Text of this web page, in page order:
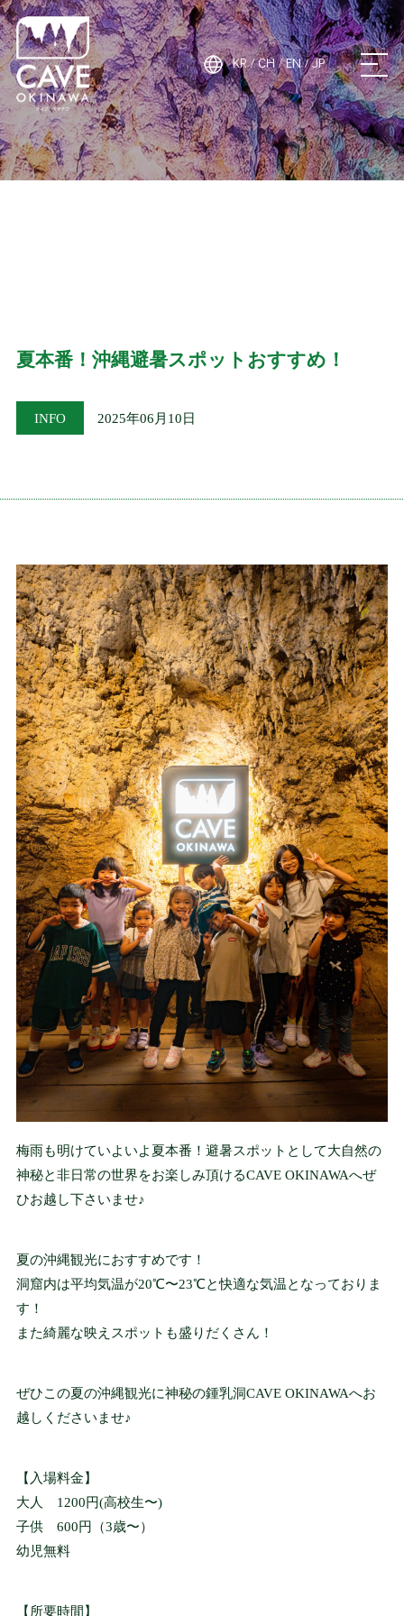
ケイブオキナワ
KR/CH/EN/JP
ケイブオキナワと
は
神秘と感動
HISTORY OF LIFE
料金・ご利用案内
FEES & USAGE GUIDE
フォレストカフェ
FOREST CAFE
交通アクセス
ACCESS
修学旅行/一般団体
様向け
TOURS / GROUPS
よくあるご質問
FAQ
PAMPHLET
ド
AUDIO GUIDE
おすすめ観光プラ
SIGHTSEEING PLAN
NEWS
会社概要
夏本番！沖縄避暑スポットおすすめ！
INFO 2025年06月10日
梅雨も明けていよいよ夏本番！避暑スポットとして大自然の
神秘と非日常の世界をお楽しみ頂けるCAVE OKINAWAへぜ
ひお越し下さいませ♪
夏の沖縄観光におすすめです！
洞窟内は平均気温が20℃〜23℃と快適な気温となっておりま
す！
また綺麗な映えスポットも盛りだくさん！
ぜひこの夏の沖縄観光に神秘の鍾乳洞CAVE OKINAWAへお
越しくださいませ♪
【入場料金】
大人 1200円(高校生〜)
子供 600円（3歳〜）
幼児無料
【所要時間】